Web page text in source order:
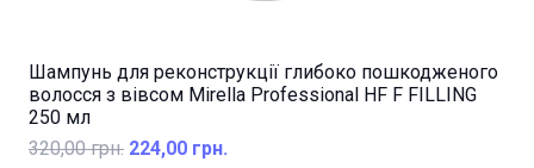
Шампунь для реконструкції глибоко пошкодженого
волосся з вiвсом Mirella Professional HF F FILLING
250 мл
320,00грн. Оригінальна
224,00 грн.